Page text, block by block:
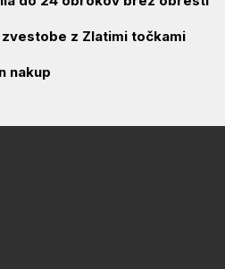
z Zlatimi točkami
nakup